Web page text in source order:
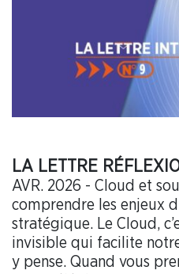
LA LETTRE
AVR. 2026 - Cloud et
comprendre les enjeux
stratégique. Le Cloud,
invisible qui facilite
y pense. Quand vous